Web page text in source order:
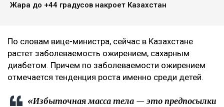
Жара до +44 градусов накроет Казахстан
По словам вице-министра, сейчас в Казахстане
растет заболеваемость ожирением, сахарным
диабетом. Причем по заболеваемости ожирением
отмечается тенденция роста именно среди детей.
«Избыточная масса тела — это предпосылки